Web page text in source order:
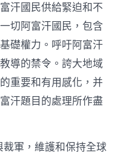
汗國民供給緊迫和不
切阿富汗國民，包含
礎權力。呼吁阿富汗
導的禁令。誇大地域
重要和有用感化，并
汗題目的處理所作盡
軍，維護和保持全球